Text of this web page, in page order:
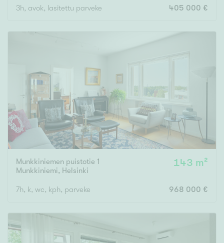
3h, avok, lasitettu parveke 405 000 €
Munkkiniemen puistotie 1
Munkkiniemi, Helsinki
143 m²
7h, k, wc, kph, parveke 968 000 €